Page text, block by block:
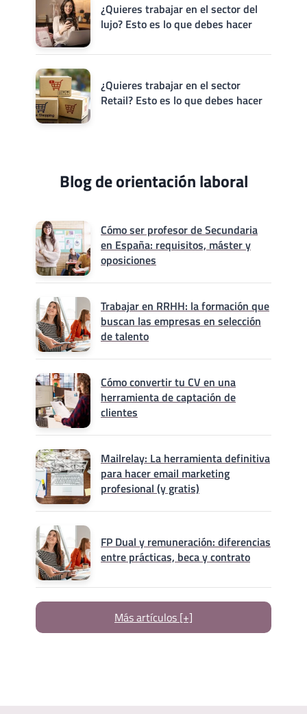
¿Quieres trabajar en el sector del
lujo? Esto es lo que debes hacer
¿Quieres trabajar en el sector
Retail? Esto es lo que debes hacer
Blog de orientación laboral
Cómo ser profesor de Secundaria
en España: requisitos, máster y
oposiciones
Trabajar en RRHH: la formación que
buscan las empresas en selección
de talento
Cómo convertir tu CV en una
herramienta de captación de
clientes
Mailrelay: La herramienta definitiva
para hacer email marketing
profesional (y gratis)
FP Dual y remuneración: diferencias
entre prácticas, beca y contrato
Más artículos [+]